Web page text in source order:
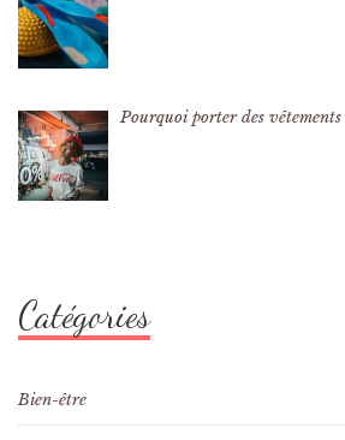
Pourquoi porter des
Catégories
Bien-être